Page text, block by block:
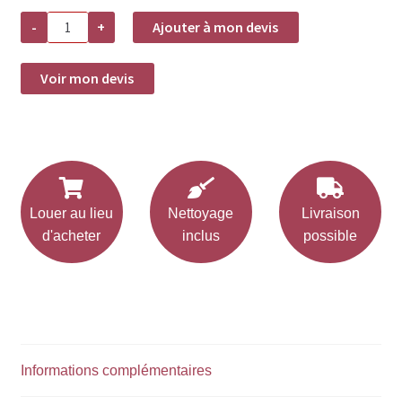
-
quantité
Chemin
de
table
+ Ajouter à mon devis
Voir mon devis
Louer au lieu
d'acheter
Nettoyage
inclus
Livraison
possible
Informations complémentaires